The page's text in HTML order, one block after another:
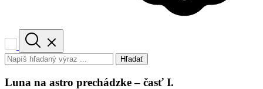
Hľadať
Luna na astro prechádzke – časť I.